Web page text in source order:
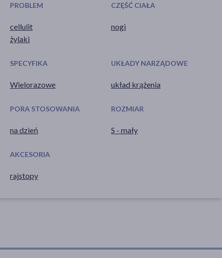
PROBLEM
cellulit
żylaki
CZĘŚĆ CIAŁA
nogi
SPECYFIKA
Wielorazowe
UKŁADY NARZĄDOWE
układ krążenia
PORA STOSOWANIA
na dzień
ROZMIAR
S - mały
AKCESORIA
rajstopy